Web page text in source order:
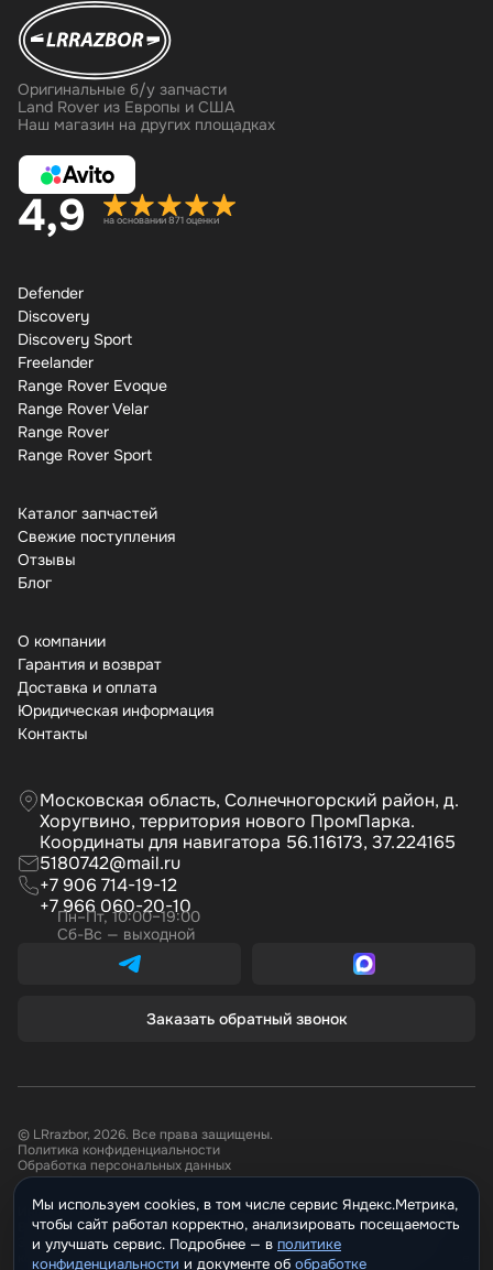
Оригинальные б/у запчасти
Land Rover из Европы и США
Наш магазин на других площадках
4,9 на основании 871 оценки
Defender
Discovery
Discovery Sport
Freelander
Range Rover Evoque
Range Rover Velar
Range Rover
Range Rover Sport
Каталог запчастей
Свежие поступления
Отзывы
Бло
О компании
Гарантия и возврат
Доставка и оплата
Юридическая информация
Контакты
Московская область, Солнечногорский район, д.
Хоругвино, территория нового ПромПарка.
Координаты для навигатора 56.116173, 37.224165
5180742@mail.ru
+7 906 714-19-12
+7 966 060-20-10
Пн–Пт, 10:00–19:00
Сб-Вс — выходной
Заказать обратный звонок
© LRrazbor, 2026. Все права защищены.
Политика конфиденциальности
Обработка персональных данных
Информация, размещённая на сайте не является публичной офертой.
Все материалы данного сайта являются объектами авторского права.
Запрещается копирование, распространение (в том числе путем
копирования на другие сайты и ресурсы в Интернете) или любое иное
Мы используем cookies, в том числе сервис Яндекс.Метрика,
чтобы сайт работал корректно, анализировать посещаемость
и улучшать сервис. Подробнее — политике
конфиденциальности и документе о обработке